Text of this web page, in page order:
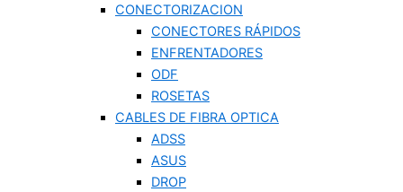
CONECTORIZACION
CONECTORES RÁPIDOS
ENFRENTADORES
ODF
ROSETAS
CABLES DE FIBRA OPTICA
ADSS
ASUS
DROP